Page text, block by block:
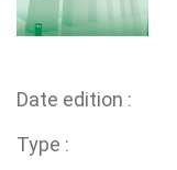
Date edition
Type